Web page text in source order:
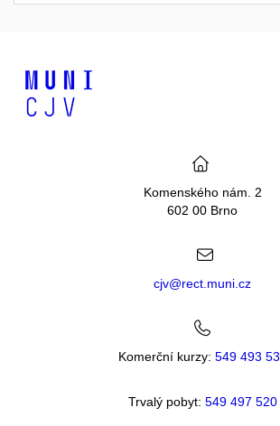
Komenského nám. 2
602 00 Brno
cjv@rect.muni.cz
Komerční kurzy: 549 493
Trvalý pobyt: 549 497 520